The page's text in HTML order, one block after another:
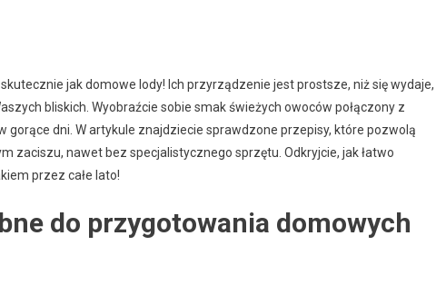
jak domowe lody! Ich przyrządzenie jest prostsze, niż się wydaje,
bliskich. Wyobraźcie sobie smak świeżych owoców połączony z
gorące dni. W artykule znajdziecie sprawdzone przepisy, które pozwolą
zaciszu, nawet bez specjalistycznego sprzętu. Odkryjcie, jak łatwo
przez całe lato!
do przygotowania domowych